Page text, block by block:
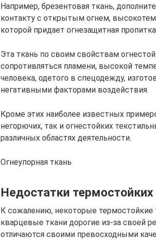
Например, брезентовая ткань,
контакту с открытым огнем,
которой придает огнезащитная
Эта ткань по своим свойствам
сопротивляться пламени, высокой
человека, одетого в спецодежду,
негативными факторами воздействия.
Кроме этих наиболее известных
негорючих, так и огнестойких
различных областях деятельности.
Огнеупорная ткань
Недостатки термостойких
К сожалению, некоторые
кварцевые ткани дорогие из-за своей
отличаются своими превосходными